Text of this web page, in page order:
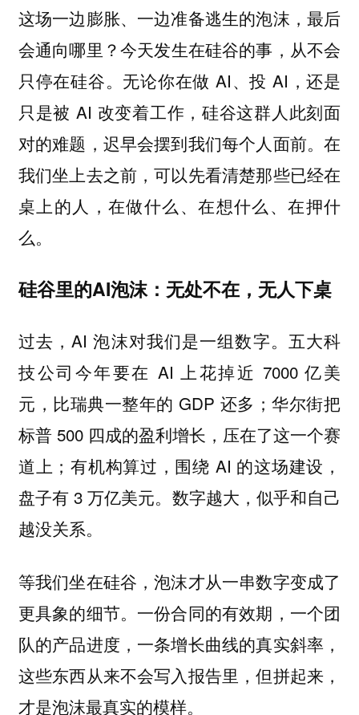
这场一边膨胀、一边准备逃生的泡沫，最后
会通向哪里？今天发生在硅谷的事，从不会
只停在硅谷。无论你在做 AI、投 AI，还是
只是被 AI 改变着工作，硅谷这群人此刻面
对的难题，迟早会摆到我们每个人面前。在
我们坐上去之前，可以先看清楚那些已经在
桌上的人，在做什么、在想什么、在押什
么。
硅谷里的AI泡沫：无处不在，无人下桌
过去，AI 泡沫对我们是一组数字。五大科
技公司今年要在 AI 上花掉近 7000 亿美
元，比瑞典一整年的 GDP 还多；华尔街把
标普 500 四成的盈利增长，压在了这一个赛
道上；有机构算过，围绕 AI 的这场建设，
盘子有 3 万亿美元。数字越大，似乎和自己
越没关系。
等我们坐在硅谷，泡沫才从一串数字变成了
更具象的细节。一份合同的有效期，一个团
队的产品进度，一条增长曲线的真实斜率，
这些东西从来不会写入报告里，但拼起来，
才是泡沫最真实的模样。